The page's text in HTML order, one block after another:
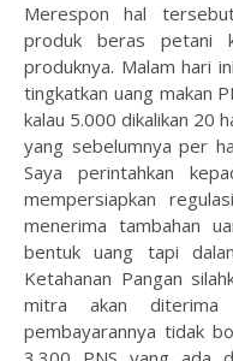
Merespon hal
produk beras petani
produknya. Malam hari
tingkatkan uang makan
kalau 5.000 dikalikan 20
yang sebelumnya per
Saya perintahkan
mempersiapkan
menerima tambahan
bentuk uang tapi
Ketahanan Pangan
mitra akan diterima
pembayarannya tidak